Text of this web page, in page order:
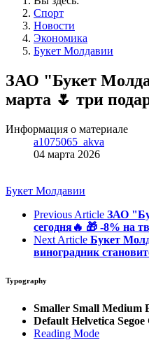
Спорт
Новости
Экономика
Букет Молдавии
ЗАО "Букет
марта 🌷 три
Информация о материале
a1075065_akva
04 марта 2026
Букет Молдавии
Previous Article ЗАО
сегодня🔥 🎁 -8% на
Next Article Букет
виноградник
Typography
Smaller Small Medium
Default Helvetica Segoe
Reading Mode